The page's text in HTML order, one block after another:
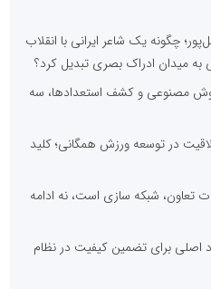
چگونه یک شاعر ایرانی با انقلاب
میدان ادراک بصری تبدیل کرد؟
مصنوعی و کشف استعدادها، سه
در توسعه ورزش همگانی؛ کلید
تعاون، شبکه سازی است، نه ادامه
اصلی برای تضمین کیفیت در نظام